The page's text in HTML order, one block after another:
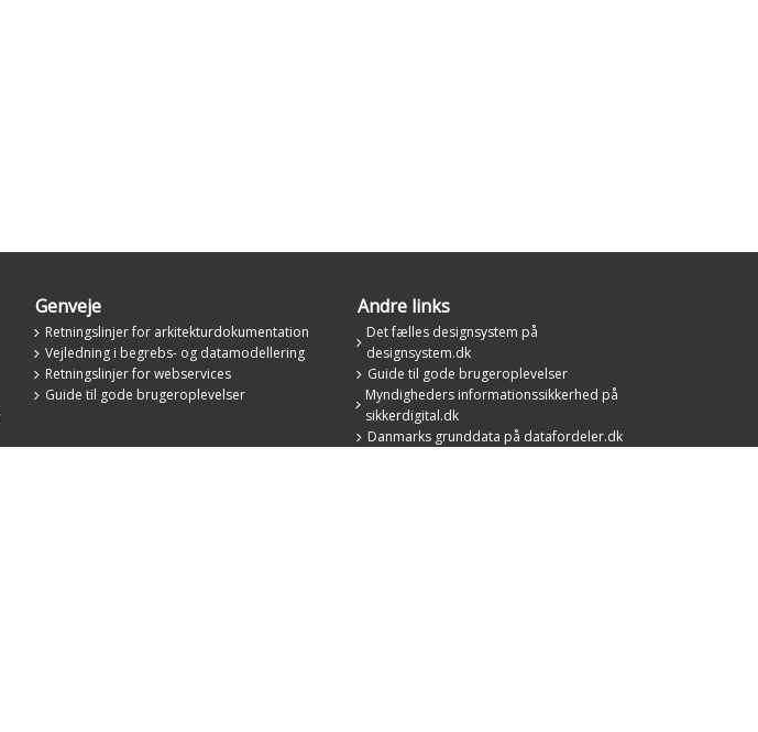
Genveje
Retningslinjer for arkitekturdokumentation
Vejledning i begrebs- og datamodellering
Retningslinjer for webservices
Guide til gode brugeroplevelser
Andre links
Det fælles designsystem på
designsystem.dk
Guide til gode brugeroplevelser
Myndigheders informationssikkerhed på
sikkerdigital.dk
Danmarks grunddata på datafordeler.dk